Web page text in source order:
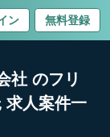
ン 無料登録
社 のフリ
求人案件一